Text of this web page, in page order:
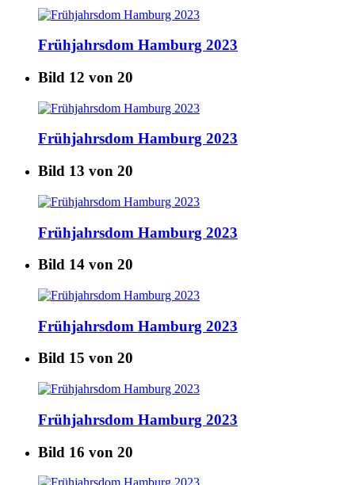
Frühjahrsdom Hamburg 2023
Bild 12 von 20
Frühjahrsdom Hamburg 2023
Bild 13 von 20
Frühjahrsdom Hamburg 2023
Bild 14 von 20
Frühjahrsdom Hamburg 2023
Bild 15 von 20
Frühjahrsdom Hamburg 2023
Bild 16 von 20